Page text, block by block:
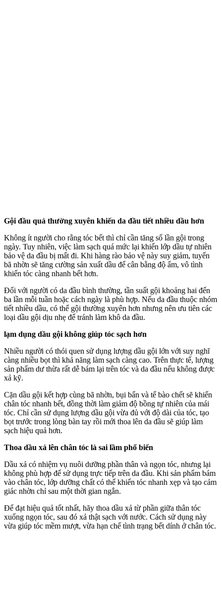
Gội đầu quá thường xuyên khiến da đầu tiết nhiều dầu hơn
Không ít người cho rằng tóc bết thì chỉ cần tăng số lần gội trong
ngày. Tuy nhiên, việc làm sạch quá mức lại khiến lớp dầu tự nhiên
bảo vệ da đầu bị mất đi. Khi hàng rào bảo vệ này suy giảm, tuyến
bã nhờn sẽ tăng cường sản xuất dầu để cân bằng độ ẩm, vô tình
khiến tóc càng nhanh bết hơn.
Đối với người có da đầu bình thường, tần suất gội khoảng hai đến
ba lần mỗi tuần hoặc cách ngày là phù hợp. Nếu da đầu thuộc nhóm
tiết nhiều dầu, có thể gội thường xuyên hơn nhưng nên ưu tiên các
loại dầu gội dịu nhẹ để tránh làm khô da đầu.
lạ‌m dụn‌g dầu gội không giúp tóc sạch hơn
Nhiều người có thói quen sử dụng lượng dầu gội lớn với suy nghĩ
càng nhiều bọt thì khả năng làm sạch càng cao. Trên thực tế, lượng
sản phẩm dư thừa rất dễ bám lại trên tóc và da đầu nếu không được
xả kỹ.
Cặn dầu gội kết hợp cùng bã nhờn, bụi bẩn và tế bào chết sẽ khiến
chân tóc nhanh bết, đồng thời làm giảm độ bồng tự nhiên của mái
tóc. Chỉ cần sử dụng lượng dầu gội vừa đủ với độ dài của tóc, tạo
bọt trước trong lòng bàn tay rồi mới thoa lên da đầu sẽ giúp làm
sạch hiệu quả hơn.
Thoa dầu xả lên chân tóc là sai lầm phổ biến
Dầu xả có nhiệm vụ nuôi dưỡng phần thân và ngọn tóc, nhưng lại
không phù hợp để sử dụng trực tiếp trên da đầu. Khi sản phẩm bám
vào chân tóc, lớp dưỡng chất có thể khiến tóc nhanh xẹp và tạo cảm
giác nhờn chỉ sau một thời gian ngắn.
Để đạt hiệu quả tốt nhất, hãy thoa dầu xả từ phần giữa thân tóc
xuống ngọn tóc, sau đó xả thật sạch với nước. Cách sử dụng này
vừa giúp tóc mềm mượt, vừa hạn chế tình trạng bết dính ở chân tóc.